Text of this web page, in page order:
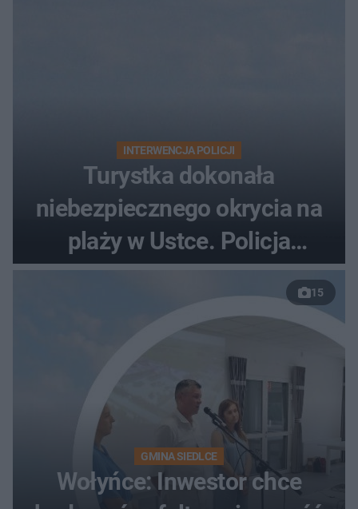
INTERWENCJA POLICJI
Turystka dokonała
niebezpiecznego okrycia na
plaży w Ustce. Policja
musiała zamknąć odcinek
15
GMINA SIEDLCE
Wołyńce: Inwestor chce